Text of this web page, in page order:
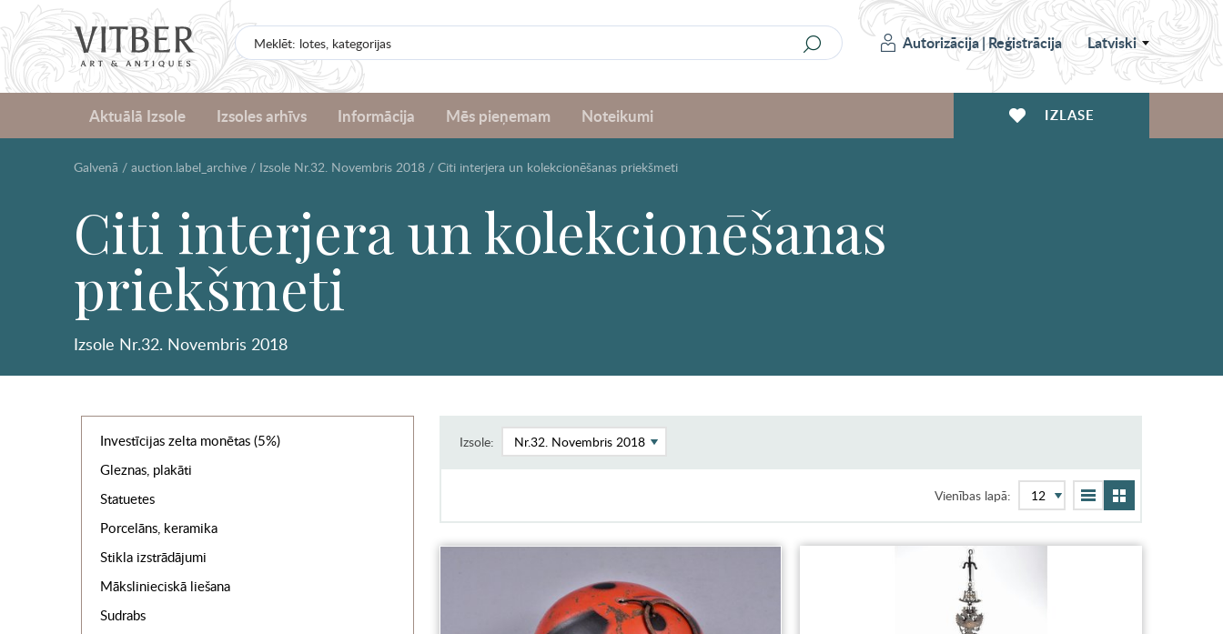
Autorizācija|Reģistrācija Latviski
Aktuālā Izsole Izsoles arhīvs Informācija Mēs pieņemam Noteikumi IZLASE
Galvenā / auction.label_archive / Izsole Nr.32. Novembris 2018 / Citi interjera un kolekcionēšanas priekšmeti
Citi interjera un kolekcionēšanas
priekšmeti
Izsole Nr.32. Novembris 2018
Investīcijas zelta monētas (5%)
Gleznas, plakāti
Statuetes
Porcelāns, keramika
Stikla izstrādājumi
Mākslinieciskā liešana
Sudrabs
Izsole:
Vienības lapā: